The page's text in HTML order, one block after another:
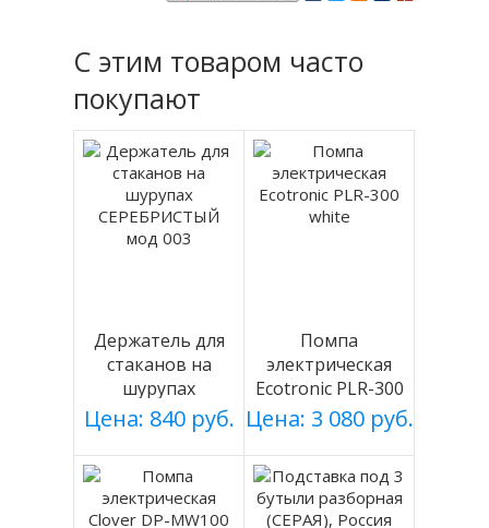
С этим товаром часто
покупают
Держатель для
стаканов на
шурупах
СЕРЕБРИСТЫЙ
мод 003
Цена: 840 руб.
Помпа
электрическая
Ecotronic PLR-300
white
Цена: 3 080 руб.